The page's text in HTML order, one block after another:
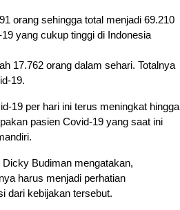
orang sehingga total menjadi 69.210
yang cukup tinggi di Indonesia
17.762 orang dalam sehari. Totalnya
19.
19 per hari ini terus meningkat hingga
pasien Covid-19 yang saat ini
Budiman mengatakan,
harus menjadi perhatian
dari kebijakan tersebut.